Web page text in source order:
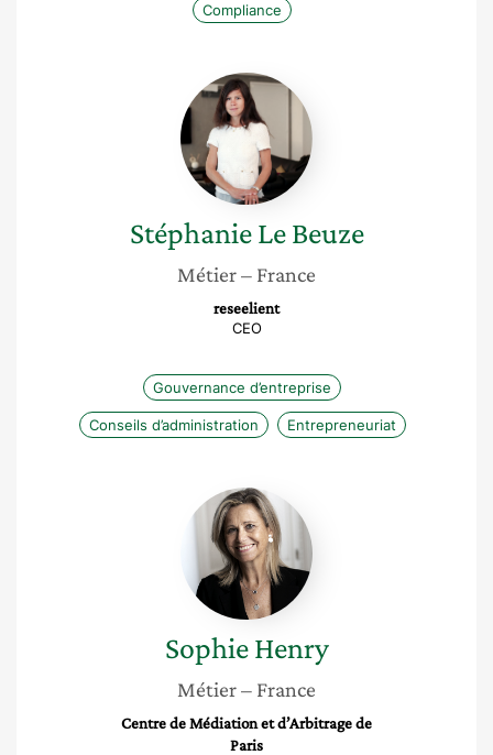
Compliance
Stéphanie
Le
Beuze
Stéphanie Le Beuze
Métier– France
reseelient
CEO
Gouvernance d’entreprise
Conseils d’administration Entrepreneuriat
Sophie
Henry
Sophie Henry
Métier– France
Centre de Médiation et d’Arbitrage de
Paris